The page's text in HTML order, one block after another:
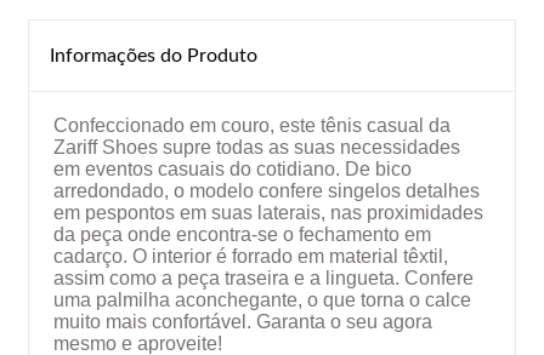
Informações do Produto
Confeccionado em couro, este tênis casual da
Zariff Shoes supre todas as suas necessidades
em eventos casuais do cotidiano. De bico
arredondado, o modelo confere singelos detalhes
em pespontos em suas laterais, nas proximidades
da peça onde encontra-se o fechamento em
cadarço. O interior é forrado em material têxtil,
assim como a peça traseira e a lingueta. Confere
uma palmilha aconchegante, o que torna o calce
muito mais confortável. Garanta o seu agora
mesmo e aproveite!